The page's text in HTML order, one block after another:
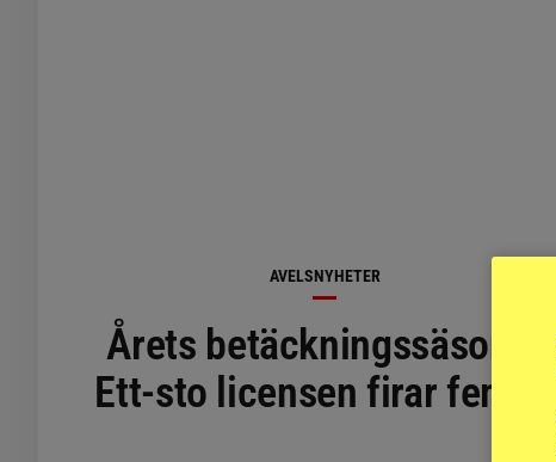
AVELSNYHETER
Årets betäckningssäsong:
Ett-sto licensen firar fem år